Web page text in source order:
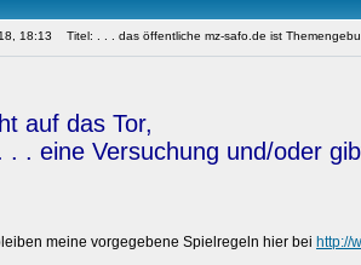
18:13 Titel: . . . das öffentliche mz-safo.de ist
auf das Tor,
. . eine Versuchung und/oder
meine vorgegebene Spielregeln hier bei http://